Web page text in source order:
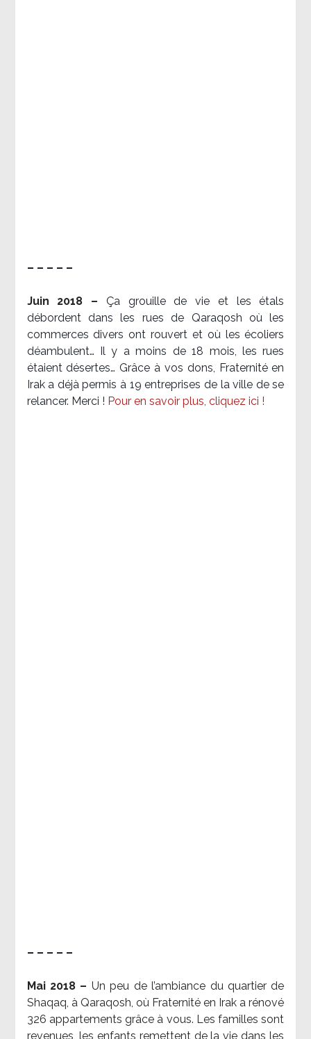
– – – – –
Juin 2018 – Ça grouille de vie et les étals
débordent dans les rues de Qaraqosh où les
commerces divers ont rouvert et où les écoliers
déambulent… Il y a moins de 18 mois, les rues
étaient désertes… Grâce à vos dons, Fraternité en
Irak a déjà permis à 19 entreprises de la ville de se
relancer. Merci ! Pour en savoir plus, cliquez ici !
– – – – –
Mai 2018 – Un peu de l’ambiance du quartier de
Shaqaq, à Qaraqosh, où Fraternité en Irak a rénové
326 appartements grâce à vous. Les familles sont
revenues, les enfants remettent de la vie dans les